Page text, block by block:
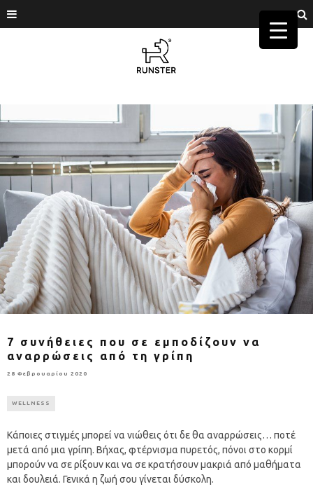
7 συνήθειες που σε εμποδίζουν να
αναρρώσεις από τη γρίπη
28 Φεβρουαρίου 2020
WELLNESS
Κάποιες στιγμές μπορεί να νιώθεις ότι δε θα αναρρώσεις… ποτέ
μετά από μια γρίπη. Βήχας, φτέρνισμα πυρετός, πόνοι στο κορμί
μπορούν να σε ρίξουν και να σε κρατήσουν μακριά από μαθήματα
και δουλειά. Γενικά η ζωή σου γίνεται δύσκολη.